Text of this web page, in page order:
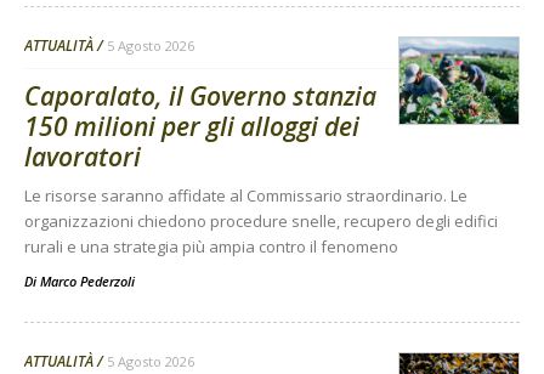
ATTUALITÀ 5 Agosto 2026
Caporalato, il Governo stanzia
150 milioni per gli alloggi dei
lavoratori
Le risorse saranno affidate al Commissario straordinario. Le
organizzazioni chiedono procedure snelle, recupero degli edifici
rurali e una strategia più ampia contro il fenomeno
Di Marco Pederzoli
ATTUALITÀ 5 Agosto 2026